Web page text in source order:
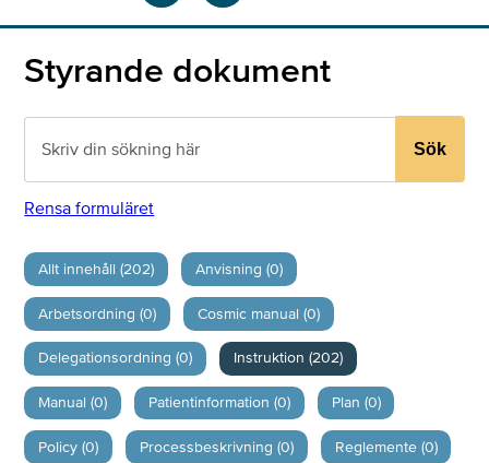
Styrande dokument
Sök
Rensa formuläret
Allt innehåll (202) Anvisning (0)
Arbetsordning (0) Cosmic manual (0)
Delegationsordning (0) Instruktion (202)
Manual (0) Patientinformation (0) Plan (0)
Policy (0) Processbeskrivning (0) Reglemente (0)